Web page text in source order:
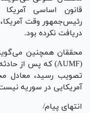
قانون اساسی آمریکا
رئیس‌جمهور وقت
دریافت نکرده بود.
محققان همچنین
تصویب رسید، معادل
آمریکایی در سوریه
انتهای پیام/